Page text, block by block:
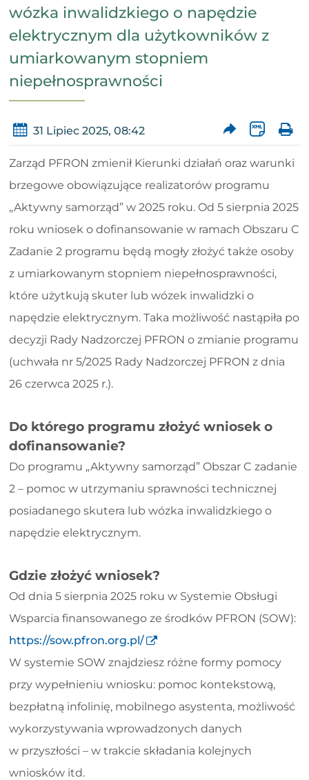
wózka inwalidzkiego o napędzie
elektrycznym dla użytkowników z
umiarkowanym stopniem
niepełnosprawności
31 Lipiec 2025, 08:42
Zarząd PFRON zmienił Kierunki działań oraz warunki
brzegowe obowiązujące realizatorów programu
„Aktywny samorząd” w 2025 roku. Od 5 sierpnia 2025
roku wniosek o dofinansowanie w ramach Obszaru C
Zadanie 2 programu będą mogły złożyć także osoby
z umiarkowanym stopniem niepełnosprawności,
które użytkują skuter lub wózek inwalidzki o
napędzie elektrycznym. Taka możliwość nastąpiła po
decyzji Rady Nadzorczej PFRON o zmianie programu
(uchwała nr 5/2025 Rady Nadzorczej PFRON z dnia
26 czerwca 2025 r.).
Do którego programu złożyć wniosek o
dofinansowanie?
Do programu „Aktywny samorząd” Obszar C zadanie
2 – pomoc w utrzymaniu sprawności technicznej
posiadanego skutera lub wózka inwalidzkiego o
napędzie elektrycznym.
Gdzie złożyć wniosek?
Od dnia 5 sierpnia 2025 roku w Systemie Obsługi
Wsparcia finansowanego ze środków PFRON (SOW):
https://sow.pfron.org.pl/
W systemie SOW znajdziesz różne formy pomocy
przy wypełnieniu wniosku: pomoc kontekstową,
bezpłatną infolinię, mobilnego asystenta, możliwość
wykorzystywania wprowadzonych danych
w przyszłości – w trakcie składania kolejnych
wniosków itd.